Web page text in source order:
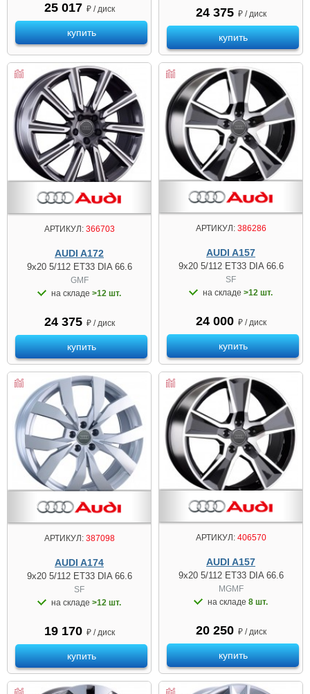
25 017 ₽ / диск
купить
24 375 ₽ / диск
купить
АРТИКУЛ:366703
AUDI A172
9x20 5/112 ET33 DIA 66.6
GMF
на складе >12 шт.
24 375 ₽ / диск
купить
АРТИКУЛ:386286
AUDI A157
9x20 5/112 ET33 DIA 66.6
SF
на складе >12 шт.
24 000 ₽ / диск
купить
АРТИКУЛ:387098
AUDI A174
9x20 5/112 ET33 DIA 66.6
SF
на складе >12 шт.
19 170 ₽ / диск
купить
АРТИКУЛ:406570
AUDI A157
9x20 5/112 ET33 DIA 66.6
MGMF
на складе 8 шт.
20 250 ₽ / диск
купить